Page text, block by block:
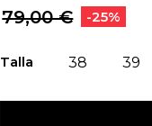
79,00 €
-25%
Talla 38 39